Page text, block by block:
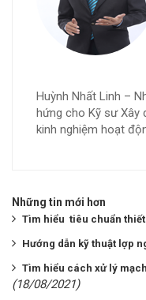
Huỳnh Nhất Linh –
hứng cho Kỹ sư Xây
kinh nghiệm hoạt
Những tin mới hơn
Tìm hiểu tiêu chuẩn
Hướng dẫn kỹ thuật lợp
Tìm hiểu cách xử lý
(18/08/2021)